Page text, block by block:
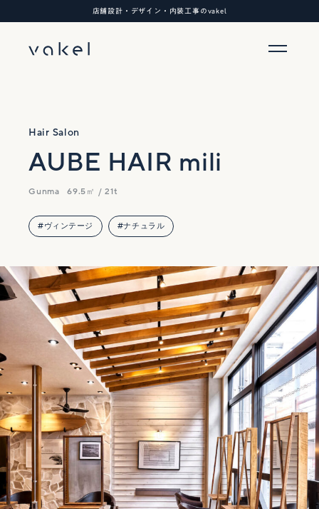
店舗設計・デザイン・内装工事のvakel
Hair Salon
AUBE HAIR mili
Gunma 69.5㎡ / 21t
#ヴィンテージ #ナチュラル